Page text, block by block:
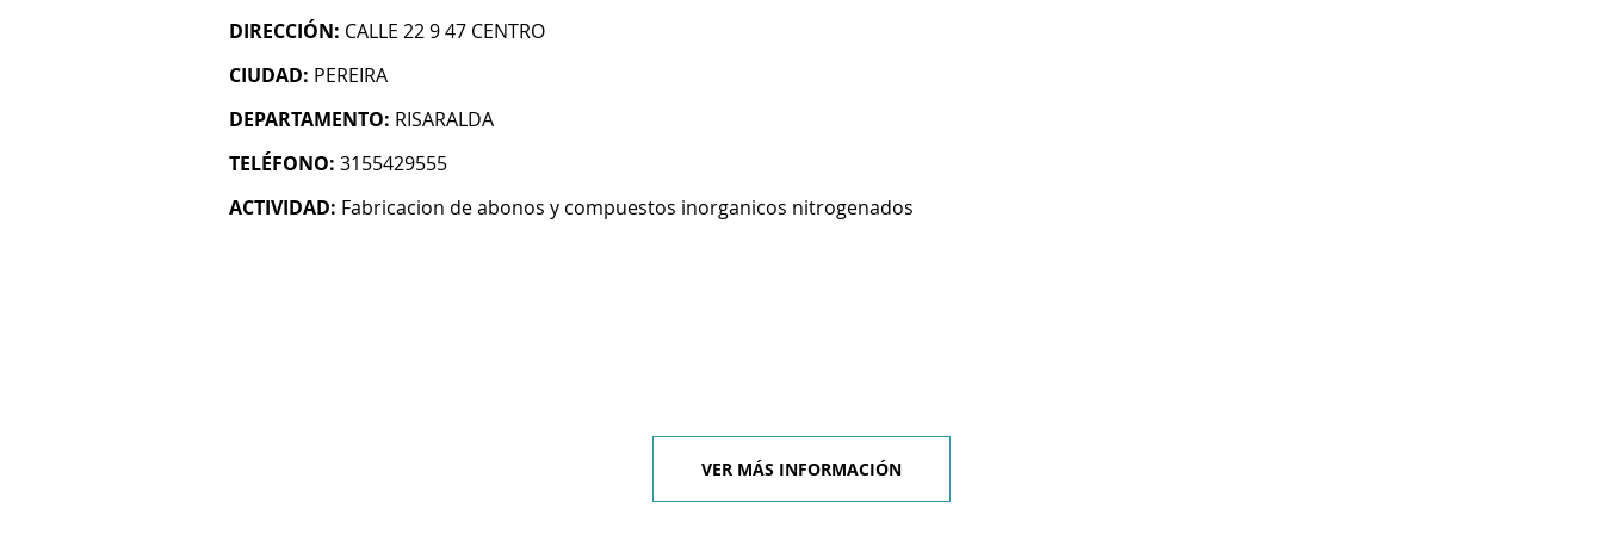
DIRECCIÓN: CALLE 22 9 47 CENTRO
CIUDAD: PEREIRA
DEPARTAMENTO: RISARALDA
TELÉFONO: 3155429555
ACTIVIDAD: Fabricacion de abonos y compuestos inorganicos nitrogenados
VER MÁS INFORMACIÓN